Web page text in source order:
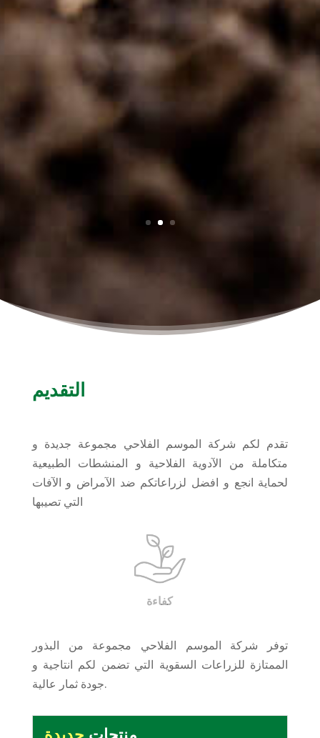
التقديم
تقدم لكم شركة الموسم الفلاحي مجموعة جديدة و
متكاملة من الآدوية الفلاحية و المنشطات الطبيعية
لحماية انجع و افضل لزراعاتكم ضد الآمراض و الآفات
التي تصيبها
جودة
توفر شركة الموسم الفلاحي مجموعة من البذور
الممتازة للزراعات السقوية التي تضمن لكم انتاجية و
جودة ثمار عالية.